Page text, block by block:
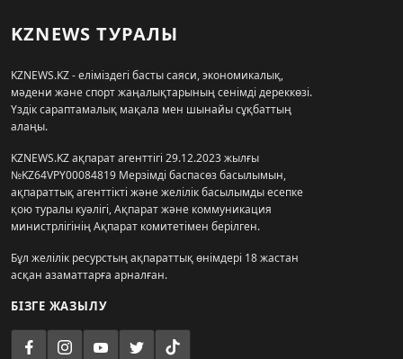
KZNEWS ТУРАЛЫ
KZNEWS.KZ - еліміздегі басты саяси, экономикалық,
мәдени және спорт жаңалықтарының сенімді дереккөзі.
Үздік сараптамалық мақала мен шынайы сұқбаттың
алаңы.
KZNEWS.KZ ақпарат агенттігі 29.12.2023 жылғы
№KZ64VPY00084819 Мерзімді баспасөз басылымын,
ақпараттық агенттікті және желілік басылымды есепке
қою туралы куәлігі, Ақпарат және коммуникация
министрлігінің Ақпарат комитетімен берілген.
Бұл желілік ресурстың ақпараттық өнімдері 18 жастан
асқан азаматтарға арналған.
БІЗГЕ ЖАЗЫЛУ